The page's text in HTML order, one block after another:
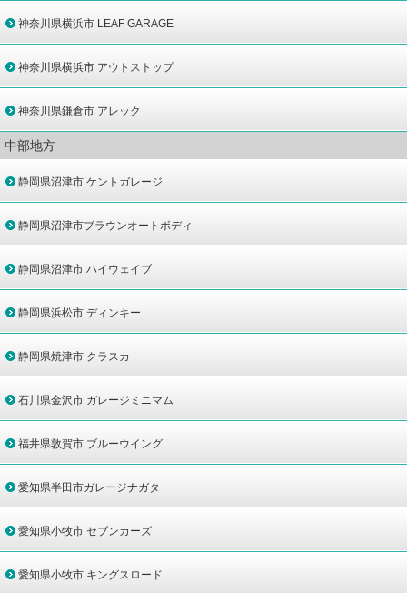
神奈川県横浜市 LEAF GARAGE
神奈川県横浜市 アウトストップ
神奈川県鎌倉市 アレック
中部地方
静岡県沼津市 ケントガレージ
静岡県沼津市ブラウンオートボディ
静岡県沼津市 ハイウェイブ
静岡県浜松市 ディンキー
静岡県焼津市 クラスカ
石川県金沢市 ガレージミニマム
福井県敦賀市 ブルーウイング
愛知県半田市ガレージナガタ
愛知県小牧市 セブンカーズ
愛知県小牧市 キングスロード